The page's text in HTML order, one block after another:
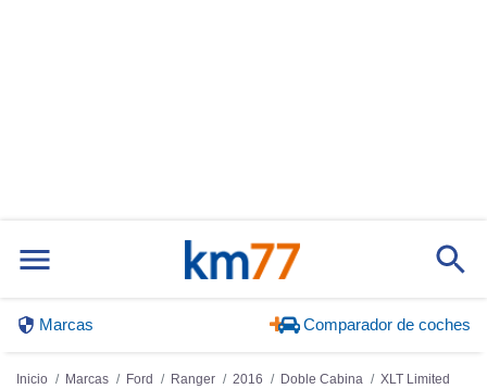
Marcas Comparador de coches
Inicio Marcas Ford Ranger 2016 Doble Cabina
XLT Limited